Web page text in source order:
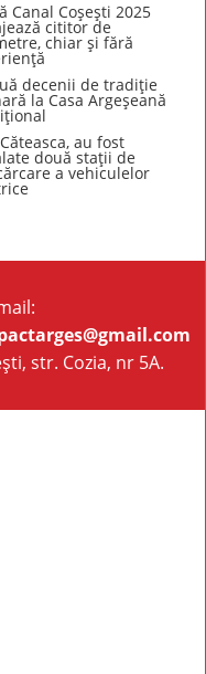
Canal Coșești 2025
cititor de
chiar și fără
decenii de tradiție
la Casa Argeșeană
au fost
două stații de
a vehiculelor
str. Cozia, nr 5A.